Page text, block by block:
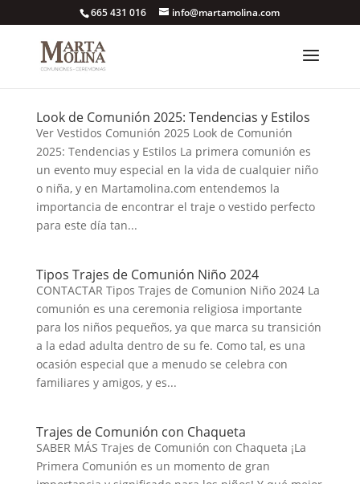
665 431 016 info@martamolina.com
Look de Comunión 2025: Tendencias y Estilos
Ver Vestidos Comunión 2025 Look de Comunión
2025: Tendencias y Estilos La primera comunión es
un evento muy especial en la vida de cualquier niño
o niña, y en Martamolina.com entendemos la
importancia de encontrar el traje o vestido perfecto
para este día tan...
Tipos Trajes de Comunión Niño 2024
CONTACTAR Tipos Trajes de Comunion Niño 2024 La
comunión es una ceremonia religiosa importante
para los niños pequeños, ya que marca su transición
a la edad adulta dentro de su fe. Como tal, es una
ocasión especial que a menudo se celebra con
familiares y amigos, y es...
Trajes de Comunión con Chaqueta
SABER MÁS Trajes de Comunión con Chaqueta ¡La
Primera Comunión es un momento de gran